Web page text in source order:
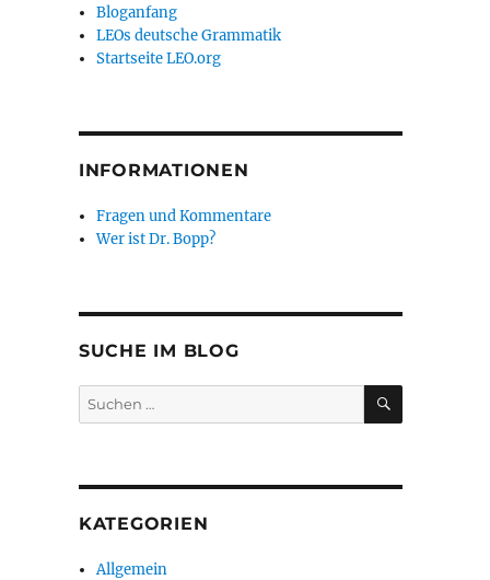
Bloganfang
LEOs deutsche Grammatik
Startseite LEO.org
INFORMATIONEN
Fragen und Kommentare
Wer ist Dr. Bopp?
SUCHE IM BLOG
Suchen
nach:
SUCHEN
KATEGORIEN
Allgemein